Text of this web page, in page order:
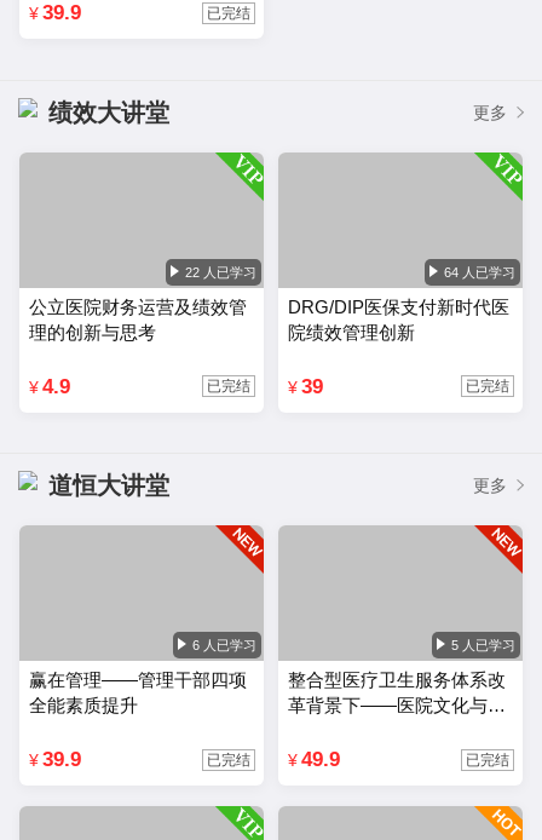
¥ 39.9 已完结
绩效大讲堂 更多
22 人已学习
公立医院财务运营及绩效管
理的创新与思考
¥ 4.9 已完结
64 人已学习
DRG/DIP医保支付新时代医
院绩效管理创新
¥ 39 已完结
道恒大讲堂 更多
6 人已学习
赢在管理——管理干部四项
全能素质提升
¥ 39.9 已完结
5 人已学习
整合型医疗卫生服务体系改
革背景下——医院文化与品
¥ 49.9 已完结